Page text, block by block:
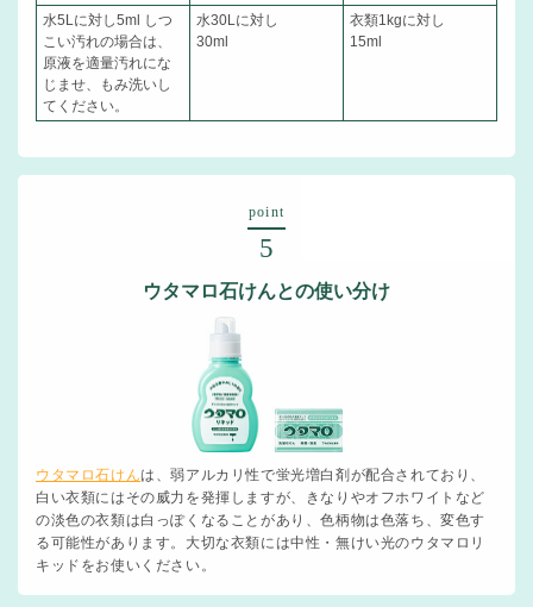
水5Lに対し5ml しつ
こい汚れの場合は、
原液を適量汚れにな
じませ、もみ洗いし
てください。
水30Lに対し
30ml
衣類1kgに対し
15ml
point
5
ウタマロ石けんとの使い分け
ウタマロ石けんは、弱アルカリ性で蛍光増白剤が配合されており、
白い衣類にはその威力を発揮しますが、きなりやオフホワイトなど
の淡色の衣類は白っぽくなることがあり、色柄物は色落ち、変色す
る可能性があります。大切な衣類には中性・無けい光のウタマロリ
キッドをお使いください。